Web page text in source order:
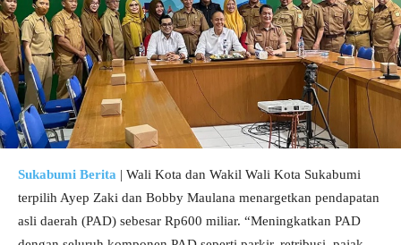
Sukabumi Berita | Wali Kota dan Wakil Wali Kota Sukabumi
terpilih Ayep Zaki dan Bobby Maulana menargetkan pendapatan
asli daerah (PAD) sebesar Rp600 miliar. “Meningkatkan PAD